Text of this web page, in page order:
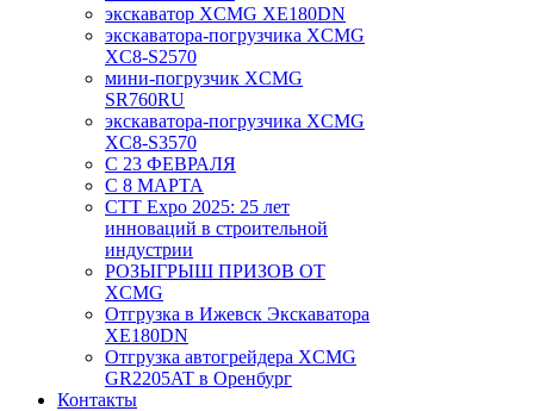
экскаватор XCMG XE180DN
экскаватора-погрузчика XCMG
XC8-S2570
мини-погрузчик XCMG
SR760RU
экскаватора-погрузчика XCMG
XC8-S3570
С 23 ФЕВРАЛЯ
С 8 МАРТА
CTT Expo 2025: 25 лет
инноваций в строительной
индустрии
РОЗЫГРЫШ ПРИЗОВ ОТ
XCMG
Отгрузка в Ижевск Экскаватора
XE180DN
Отгрузка автогрейдера XCMG
GR2205AT в Оренбург
Контакты